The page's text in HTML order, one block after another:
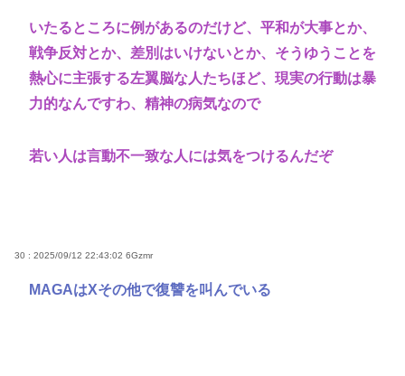
いたるところに例があるのだけど、平和が大事とか、
戦争反対とか、差別はいけないとか、そうゆうことを
熱心に主張する左翼脳な人たちほど、現実の行動は暴
力的なんですわ、精神の病気なので
若い人は言動不一致な人には気をつけるんだぞ
30 : 2025/09/12 22:43:02 6Gzmr
MAGAはXその他で復讐を叫んでいる